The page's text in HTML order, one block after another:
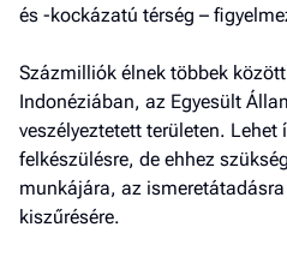
és -kockázatú térség –
Százmilliók élnek többek
Indonéziában, az Egyesült
veszélyeztetett területen. Lehet
felkészülésre, de ehhez
munkájára, az
kiszűrésére.